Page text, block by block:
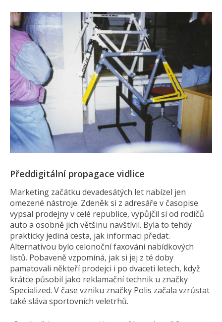
Předdigitální propagace vidlice
Marketing začátku devadesátých let nabízel jen
omezené nástroje. Zdeněk si z adresáře v časopise
vypsal prodejny v celé republice, vypůjčil si od rodičů
auto a osobně jich většinu navštívil. Byla to tehdy
prakticky jediná cesta, jak informaci předat.
Alternativou bylo celonoční faxování nabídkových
listů. Pobaveně vzpomíná, jak si jej z té doby
pamatovali někteří prodejci i po dvaceti letech, když
krátce působil jako reklamační technik u značky
Specialized. V čase vzniku značky Polis začala vzrůstat
také sláva sportovních veletrhů.